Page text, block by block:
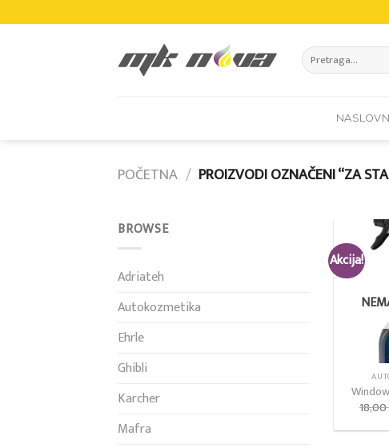
to
Pretraži:
POČETNA / PROIZVODI OZNAČENI “ZA
BROWSE
Adriateh
Autokozmetika
Ehrle
Ghibli
Karcher
Mafra
Akcija!
18,00